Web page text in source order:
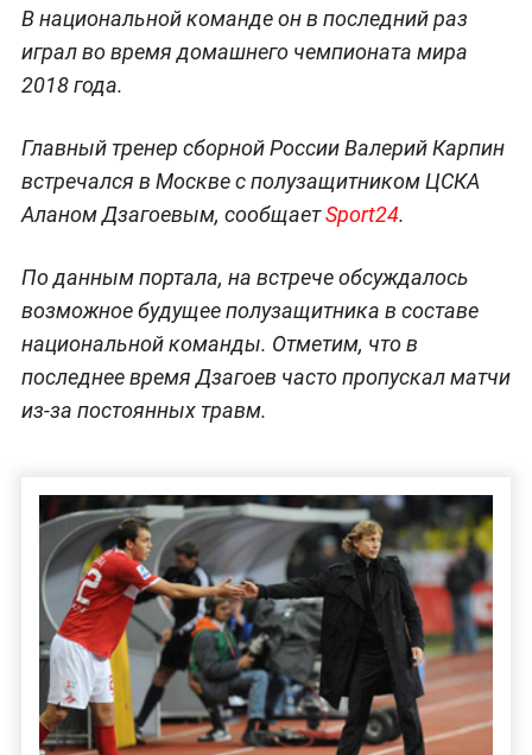
В национальной команде он в последний раз
играл во время домашнего чемпионата мира
2018 года.
Главный тренер сборной России Валерий Карпин
встречался в Москве с полузащитником ЦСКА
Аланом Дзагоевым, сообщаетSport24.
По данным портала, на встрече обсуждалось
возможное будущее полузащитника в составе
национальной команды. Отметим, что в
последнее время Дзагоев часто пропускал матчи
из-за постоянных травм.